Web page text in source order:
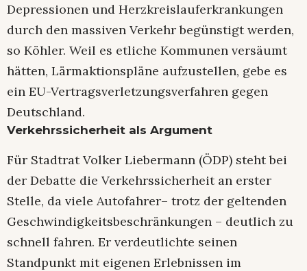
Depressionen und Herzkreislauferkrankungen
durch den massiven Verkehr begünstigt werden,
so Köhler. Weil es etliche Kommunen versäumt
hätten, Lärmaktionspläne aufzustellen, gebe es
ein EU-Vertragsverletzungsverfahren gegen
Deutschland.
Verkehrssicherheit als Argument
Für Stadtrat Volker Liebermann (ÖDP) steht bei
der Debatte die Verkehrssicherheit an erster
Stelle, da viele Autofahrer– trotz der geltenden
Geschwindigkeitsbeschränkungen – deutlich zu
schnell fahren. Er verdeutlichte seinen
Standpunkt mit eigenen Erlebnissen im